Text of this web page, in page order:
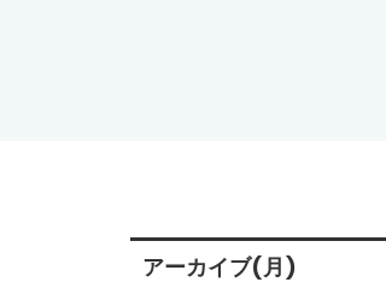
アーカイブ(月)